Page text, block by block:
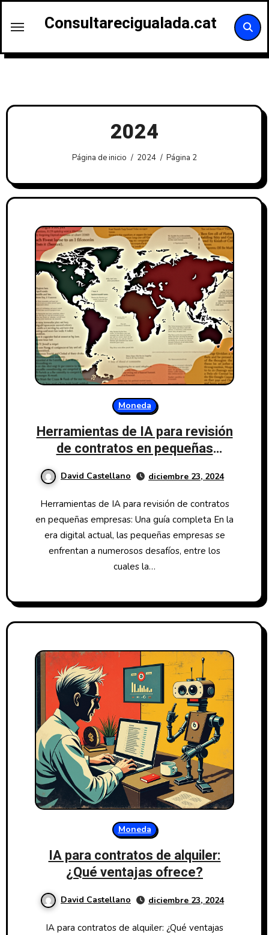
Consultarecigualada.cat
2024
Página de inicio 2024 Página 2
Moneda
Herramientas de IA para revisión
de contratos en pequeñas
David Castellano diciembre 23, 2024
Herramientas de IA para revisión de contratos
en pequeñas empresas: Una guía completa En la
era digital actual, las pequeñas empresas se
enfrentan a numerosos desafíos, entre los
cuales la…
Moneda
IA para contratos de alquiler:
¿Qué ventajas ofrece?
David Castellano diciembre 23, 2024
IA para contratos de alquiler: ¿Qué ventajas